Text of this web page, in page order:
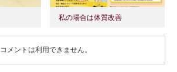
私の場合は体質改善
コメントは利用できません。